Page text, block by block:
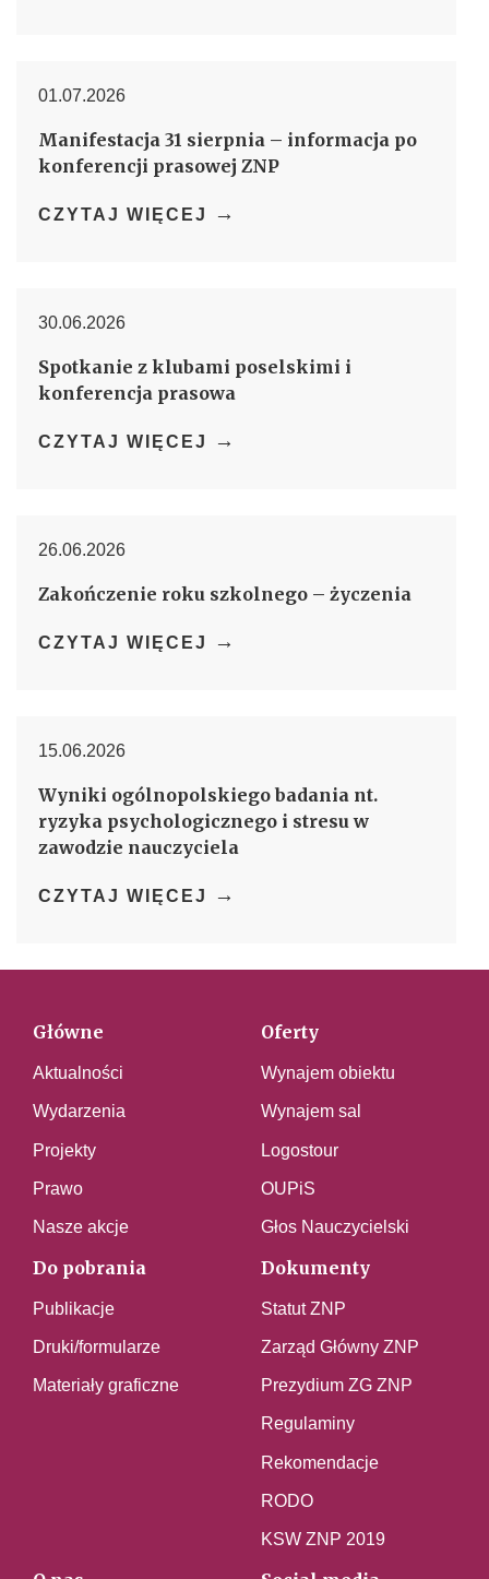
01.07.2026
Manifestacja 31 sierpnia – informacja po
konferencji prasowej ZNP
CZYTAJ WIĘCEJ →
30.06.2026
Spotkanie z klubami poselskimi i
konferencja prasowa
CZYTAJ WIĘCEJ →
26.06.2026
Zakończenie roku szkolnego – życzenia
CZYTAJ WIĘCEJ →
15.06.2026
Wyniki ogólnopolskiego badania nt.
ryzyka psychologicznego i stresu w
zawodzie nauczyciela
CZYTAJ WIĘCEJ →
Główne
Aktualności
Wydarzenia
Projekty
Prawo
Nasze akcje
Oferty
Wynajem obiektu
Wynajem sal
Logostour
OUPiS
Głos Nauczycielski
Do pobrania
Publikacje
Druki/formularze
Materiały graficzne
Dokumenty
Statut ZNP
Zarząd Główny ZNP
Prezydium ZG ZNP
Regulaminy
Rekomendacje
RODO
KSW ZNP 2019